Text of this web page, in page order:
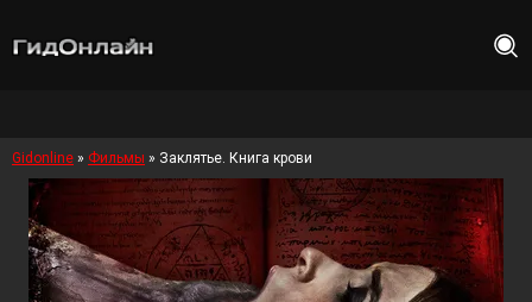
Gidonline » Фильмы » Заклятье. Книга крови